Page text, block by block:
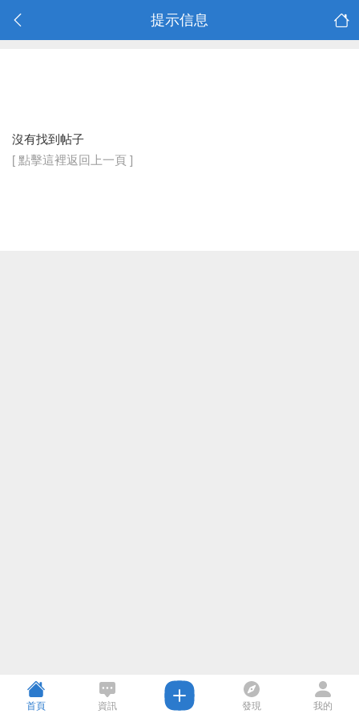
提示信息
沒有找到帖子
[ 點擊這裡返回上一頁 ]
首頁 資訊 發現 我的